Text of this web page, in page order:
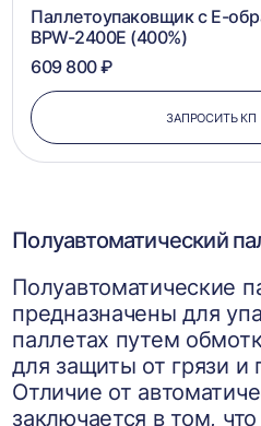
Паллетоупаковщик с Е-
BPW-2400E (400%)
609 800 ₽
ЗАПРОСИТЬ КП
Полуавтоматический
Полуавтоматические
предназначены для
паллетах путем
для защиты от грязи и
Отличие от
заключается в том,